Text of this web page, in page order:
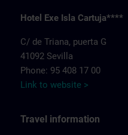
Hotel Exe Isla Cartuja****
C/ de Triana, puerta G
41092 Sevilla
Phone: 95 408 17 00
Link to website >
Travel information